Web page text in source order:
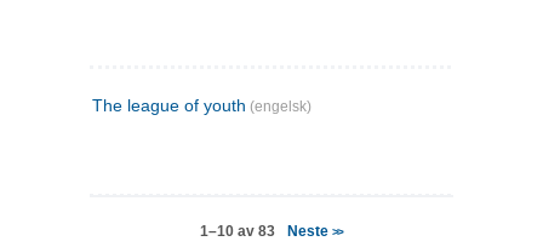
The league of youth (engelsk)
1–10 av 83 Neste>>